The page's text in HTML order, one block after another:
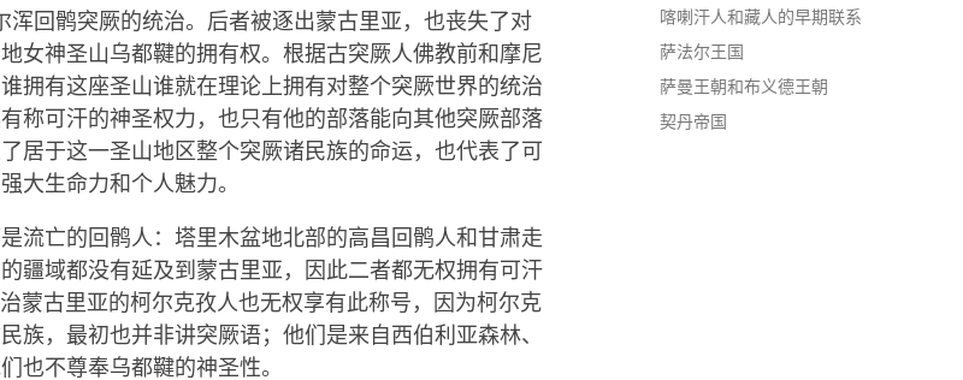
喀喇汗人和藏人的早期联系
萨法尔王国
萨曼王朝和布义德王朝
契丹帝国
浑回鹘突厥的统治。后者被逐出蒙古里亚，也丧失了对
女神圣山乌都鞬的拥有权。根据古突厥人佛教前和摩尼
拥有这座圣山谁就在理论上拥有对整个突厥世界的统治
称可汗的神圣权力，也只有他的部落能向其他突厥部落
居于这一圣山地区整个突厥诸民族的命运，也代表了可
大生命力和个人魅力。
流亡的回鹘人：塔里木盆地北部的高昌回鹘人和甘肃走
疆域都没有延及到蒙古里亚，因此二者都无权拥有可汗
蒙古里亚的柯尔克孜人也无权享有此称号，因为柯尔克
族，最初也并非讲突厥语；他们是来自西伯利亚森林、
也不尊奉乌都鞬的神圣性。